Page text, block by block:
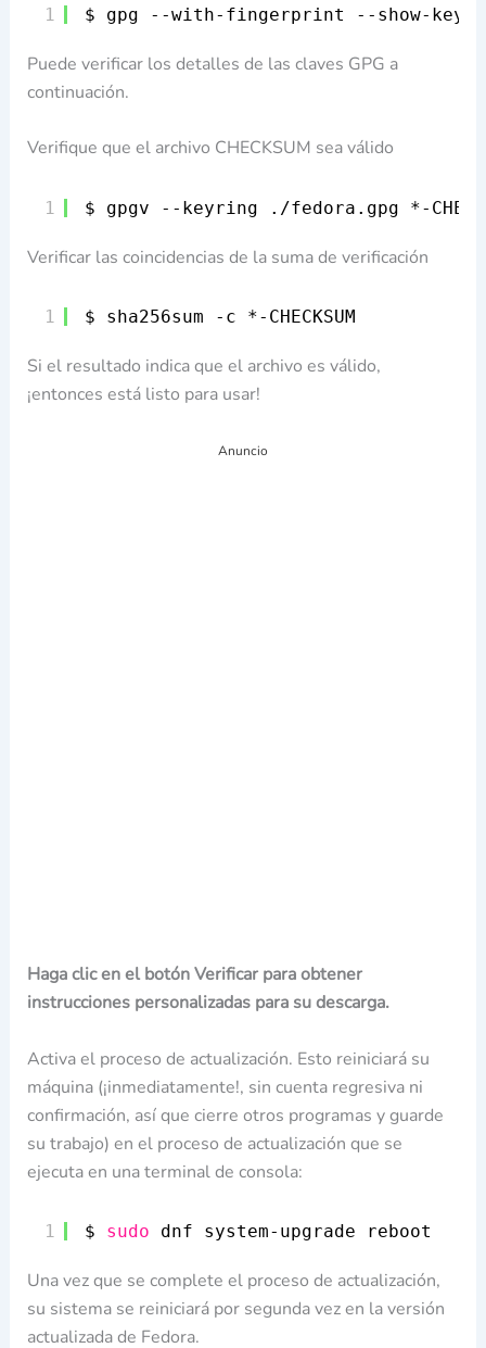
1 $ gpg --with-fingerprint --show-
Puede verificar los detalles de las claves GPG a
continuación.
Verifique que el archivo CHECKSUM sea válido
1 $ gpgv --keyring . /fedora .gpg *-
Verificar las coincidencias de la suma de verificación
1 $ sha256sum -c *-CHECKSUM
Si el resultado indica que el archivo es válido,
¡entonces está listo para usar!
Anuncio
Haga clic en el botón Verificar para obtener
instrucciones personalizadas para su descarga.
Activa el proceso de actualización. Esto reiniciará su
máquina (¡inmediatamente!, sin cuenta regresiva ni
confirmación, así que cierre otros programas y guarde
su trabajo) en el proceso de actualización que se
ejecuta en una terminal de consola:
1 $ sudo dnf system-upgrade reboot
Una vez que se complete el proceso de actualización,
su sistema se reiniciará por segunda vez en la versión
actualizada de Fedora.